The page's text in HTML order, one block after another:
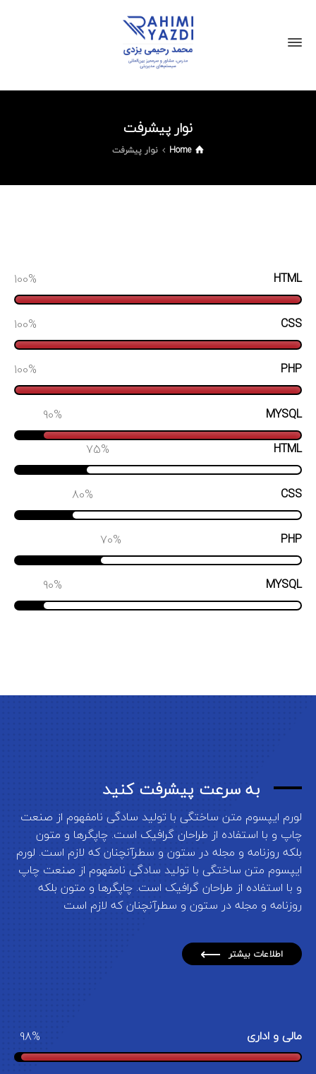
نوار پیشرفت
Home نوار پیشرفت
HTML
100
CSS
100
PHP
100
MYSQL
90
HTML
75
CSS
80
PHP
70
MYSQL
90
به سرعت پیشرفت کنید
لورم ایپسوم متن ساختگی با تولید سادگی نامفهوم از صنعت
چاپ و با استفاده از طراحان گرافیک است. چاپگرها و متون
بلکه روزنامه و مجله در ستون و سطرآنچنان که لازم است. لورم
ایپسوم متن ساختگی با تولید سادگی نامفهوم از صنعت چاپ
و با استفاده از طراحان گرافیک است. چاپگرها و متون بلکه
روزنامه و مجله در ستون و سطرآنچنان که لازم است
اطلاعات بیشتر
مالی و اداری 98